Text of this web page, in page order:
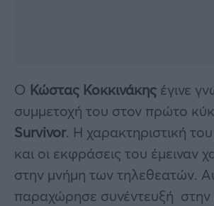
Ο Κώστας Κοκκινάκης έγινε
συμμετοχή του στον πρώτο
Survivor. Η χαρακτηριστική
και οι εκφράσεις του έμειναν
στην μνήμη των τηλεθεατών.
παραχώρησε συνέντευξή